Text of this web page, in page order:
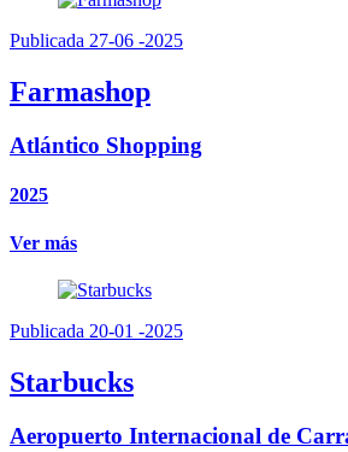
Publicada 27-06 -2025
Farmashop
Atlántico Shopping
2025
Ver más
Publicada 20-01 -2025
Starbucks
Aeropuerto Internacional de